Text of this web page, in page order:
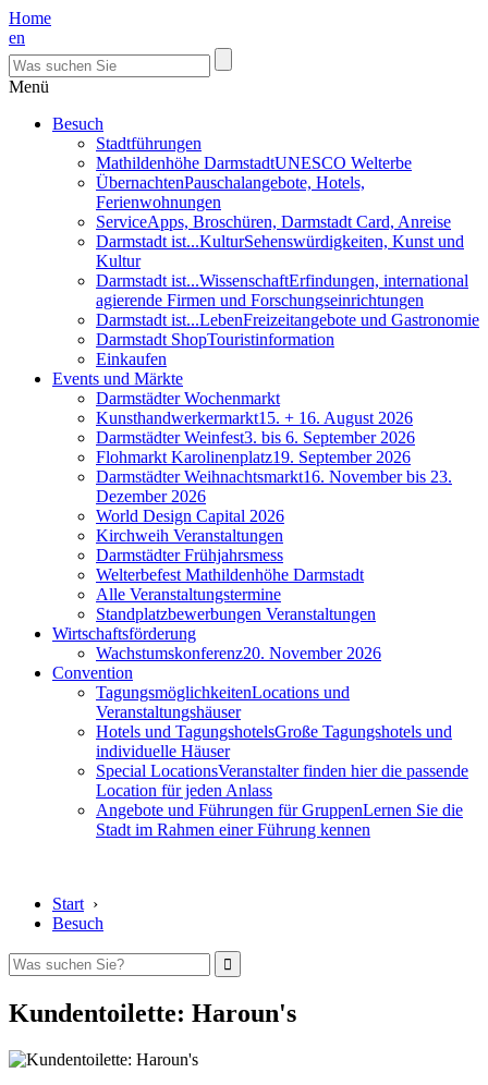
Home
en
Menü
Besuch
Stadtführungen
Mathildenhöhe DarmstadtUNESCO Welterbe
ÜbernachtenPauschalangebote, Hotels,
Ferienwohnungen
ServiceApps, Broschüren, Darmstadt Card, Anreise
Darmstadt ist...KulturSehenswürdigkeiten, Kunst und
Kultur
Darmstadt ist...WissenschaftErfindungen, international
agierende Firmen und Forschungseinrichtungen
Darmstadt ist...LebenFreizeitangebote und Gastronomie
Darmstadt ShopTouristinformation
Einkaufen
Events und Märkte
Darmstädter Wochenmarkt
Kunsthandwerkermarkt15. + 16. August 2026
Darmstädter Weinfest3. bis 6. September 2026
Flohmarkt Karolinenplatz19. September 2026
Darmstädter Weihnachtsmarkt16. November bis 23.
Dezember 2026
World Design Capital 2026
Kirchweih Veranstaltungen
Darmstädter Frühjahrsmess
Welterbefest Mathildenhöhe Darmstadt
Alle Veranstaltungstermine
Standplatzbewerbungen Veranstaltungen
Wirtschaftsförderung
Wachstumskonferenz20. November 2026
Convention
TagungsmöglichkeitenLocations und
Veranstaltungshäuser
Hotels und TagungshotelsGroße Tagungshotels und
individuelle Häuser
Special LocationsVeranstalter finden hier die passende
Location für jeden Anlass
Angebote und Führungen für GruppenLernen Sie die
Stadt im Rahmen einer Führung kennen
Start ›
Besuch
Kundentoilette: Haroun's